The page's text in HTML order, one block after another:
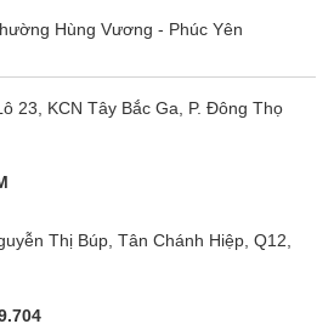
Hùng Vương - Phúc Yên
23, KCN Tây Bắc Ga, P. Đông Thọ
Thị Búp, Tân Chánh Hiệp, Q12,